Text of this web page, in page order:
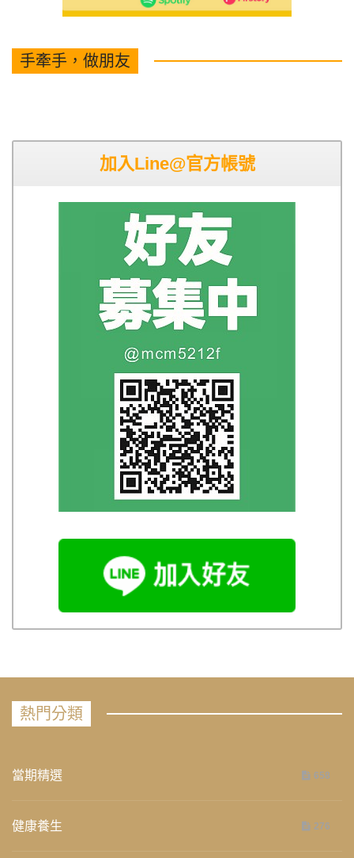
手牽手，做朋友
加入Line@官方帳號
熱門分類
當期精選 658
健康養生 276